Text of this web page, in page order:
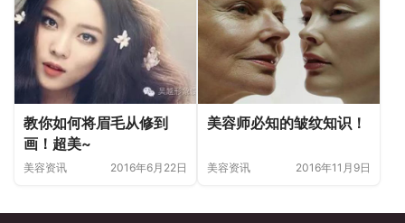
教你如何将眉毛从修到
画！超美~
美容资讯 2016年6月22日
美容师必知的皱纹知识！
美容资讯 2016年11月9日